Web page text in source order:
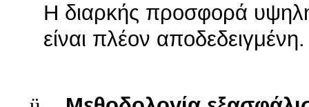
Η διαρκής προσφορά
είναι πλέον αποδεδειγμένη.